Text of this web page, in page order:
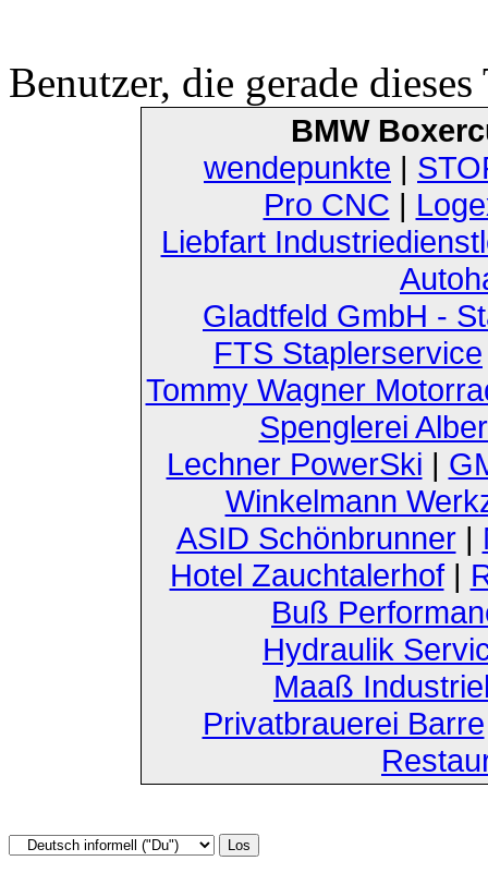
Benutzer, die gerade
BMW
wendepunkte |
Pro CNC |
Liebfart
Gladtfeld GmbH -
FTS Staplerservice
Tommy Wagner
Spenglerei
Lechner PowerSki |
Winkelmann
ASID Schönbrunner|
Hotel Zauchtalerhof|
Buß
Hydraulik
Maaß
Privatbrauerei Barre